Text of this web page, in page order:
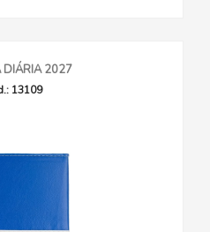
DIÁRIA 2027
13109